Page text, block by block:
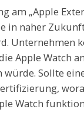
am „Apple
in naher
Unternehmen
Apple Watch
Sollte
Watch